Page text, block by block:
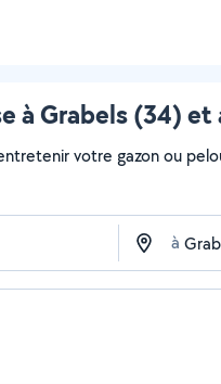
à Grabels (34)
votre gazon ou
à